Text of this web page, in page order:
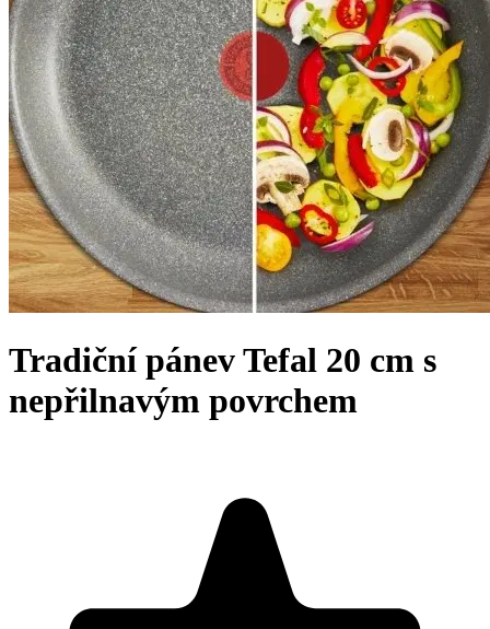
Tradiční pánev Tefal 20 cm s
nepřilnavým povrchem